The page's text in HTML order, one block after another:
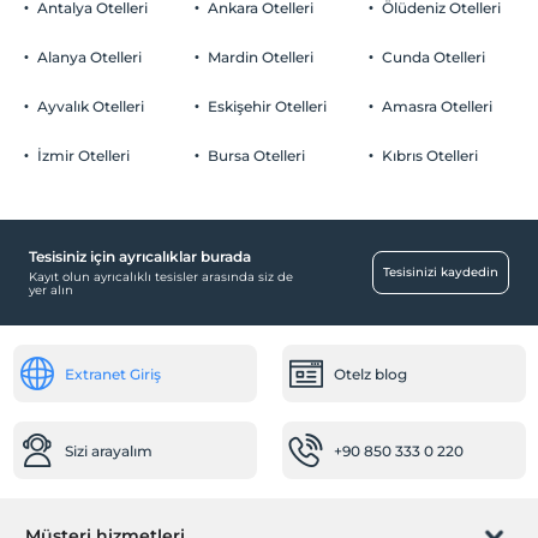
Otopark (Tesis bünyesinde)
Ortak Alanlar
Lobi
Mağazalar
Ulaşım
Çocuklar
Her bir oda için 1. çocuk 6 yaşına kadar ücretsizdir
Her bir oda için 2. çocuk 6 yaşına kadar ücretsizdir
Antalya Otelleri
Alanya Otelleri
Ayvalık Otelleri
İzmir Otelleri
Ankara Otelleri
Mardin Otelleri
Eskişehir Otelleri
Bursa Otelleri
Ölüdeniz Otelleri
Cunda Otelleri
Amasra Otelleri
Kıbrıs Otelleri
Tesisiniz için ayrıcalıklar burada
Kayıt olun ayrıcalıklı tesisler arasında siz de
yer alın
Tesisinizi kaydedin
Extranet Giriş Otelz blog
Sizi arayalım +90 850 333 0 220